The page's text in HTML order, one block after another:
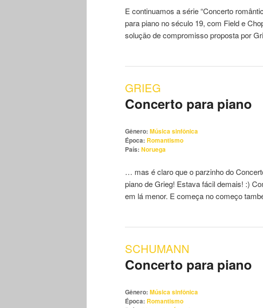
E continuamos a série “Concerto
para piano no século 19, com Field e
solução de compromisso proposta por
GRIEG
Concerto para piano
Gênero: Música sinfônica
Época: Romantismo
País: Noruega
… mas é claro que o parzinho do
piano de Grieg! Estava fácil demais! :)
em lá menor. E começa no começo
SCHUMANN
Concerto para piano
Gênero: Música sinfônica
Época: Romantismo